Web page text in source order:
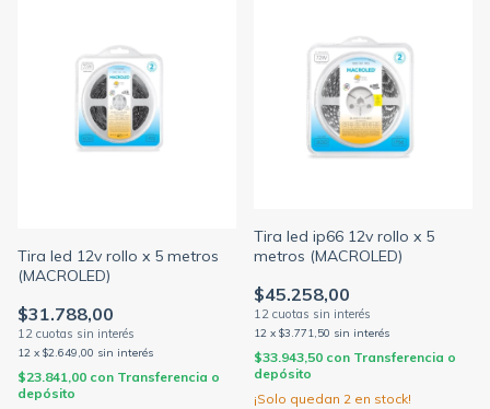
Tira led 12v rollo x 5 metros
(MACROLED)
$31.788,00
12 x $2.649,00 sin interés
$23.841,00 con Transferencia o
depósito
Tira led ip66 12v rollo x 5
metros (MACROLED)
$45.258,00
12 x $3.771,50 sin interés
$33.943,50 con Transferencia o
depósito
¡Solo quedan 2 en stock!